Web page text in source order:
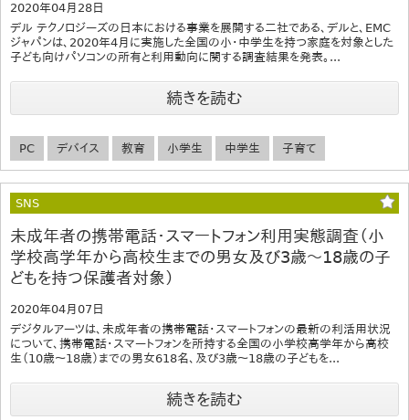
2020年04月28日
デル テクノロジーズの日本における事業を展開する二社である、デルと、EMC
ジャパンは、2020年4月に実施した全国の小・中学生を持つ家庭を対象とした
子ども向けパソコンの所有と利用動向に関する調査結果を発表。...
続きを読む
PC デバイス 教育 小学生 中学生 子育て
SNS
未成年者の携帯電話・スマートフォン利用実態調査（小
学校高学年から高校生までの男女及び3歳～18歳の子
どもを持つ保護者対象）
2020年04月07日
デジタルアーツは、未成年者の携帯電話・スマートフォンの最新の利活用状況
について、携帯電話・スマートフォンを所持する全国の小学校高学年から高校
生（10歳～18歳）までの男女618名、及び3歳～18歳の子どもを...
続きを読む